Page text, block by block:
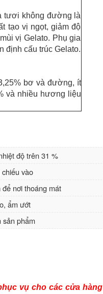
tươi không đường là
tạo vị ngọt, giảm độ
vị Gelato. Phụ gia
định cấu trúc Gelato.
bơ và đường, ít
và nhiều hương liệu
độ trên 31 %
vào
nơi thoáng mát
ẩm ướt
sản phẩm
vụ cho các cửa hàng